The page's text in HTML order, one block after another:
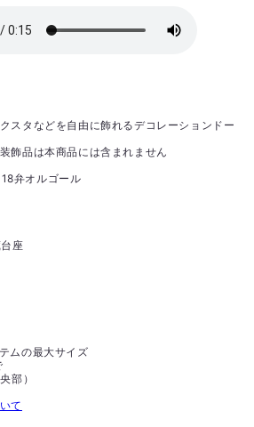
スタなどを自由に飾れるデコレーションドー
飾品は本商品には含まれません
弁オルゴール
座
ムの最大サイズ
部）
て